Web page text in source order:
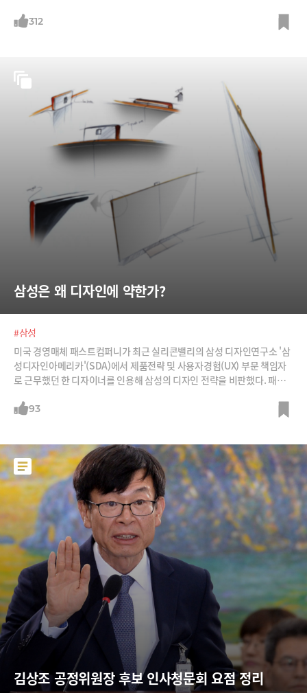
312
삼성은 왜 디자인에 약한가?
#삼성
미국 경영매체 패스트컴퍼니가 최근 실리콘밸리의 삼성 디자인연구소 '삼
성디자인아메리카'(SDA)에서 제품전략 및 사용자경험(UX) 부문 책임자
로 근무했던 한 디자이너를 인용해 삼성의 디자인 전략을 비판했다. 패스
플, 삼성S아카데미
93
김상조 공정위원장 후보 인사청문회 요점 정리